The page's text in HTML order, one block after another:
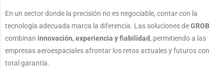
En un sector donde la precisión no es negociable, contar con la
tecnología adecuada marca la diferencia. Las soluciones deGROB
combinan innovación, experiencia y fiabilidad, permitiendo a las
empresas aeroespaciales afrontar los retos actuales y futuros con
total garantía.